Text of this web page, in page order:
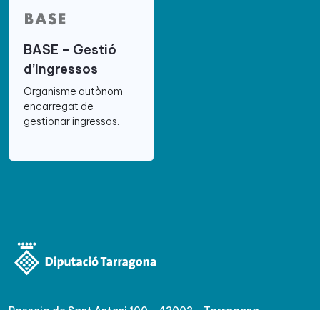
BASE – Gestió
d’Ingressos
Organisme autònom
encarregat de
gestionar ingressos.